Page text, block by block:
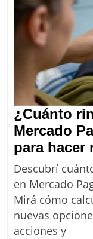
¿Cuánto
Mercado
para hacer
Descubrí
en Mercado
Mirá cómo
nuevas
acciones y